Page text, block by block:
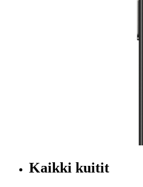
Kaikki kuitit